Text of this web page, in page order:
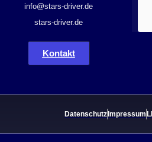
info@stars-driver.de
stars-driver.de
Kontakt
DatenschutzImpressum